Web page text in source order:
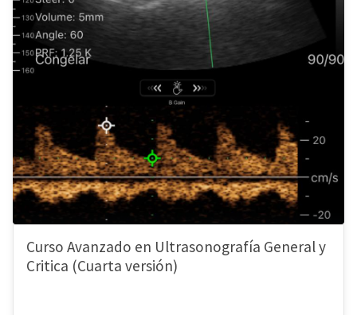
Curso Avanzado en Ultrasonografía General y
Critica (Cuarta versión)